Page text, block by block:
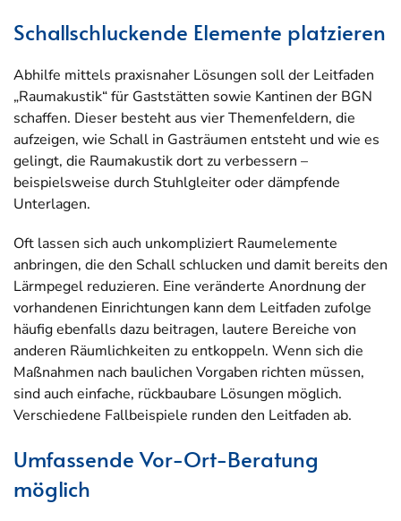
Schallschluckende Elemente platzieren
Abhilfe mittels praxisnaher Lösungen soll der Leitfaden
„Raumakustik“ für Gaststätten sowie Kantinen der BGN
schaffen. Dieser besteht aus vier Themenfeldern, die
aufzeigen, wie Schall in Gasträumen entsteht und wie es
gelingt, die Raumakustik dort zu verbessern –
beispielsweise durch Stuhlgleiter oder dämpfende
Unterlagen.
Oft lassen sich auch unkompliziert Raumelemente
anbringen, die den Schall schlucken und damit bereits den
Lärmpegel reduzieren. Eine veränderte Anordnung der
vorhandenen Einrichtungen kann dem Leitfaden zufolge
häufig ebenfalls dazu beitragen, lautere Bereiche von
anderen Räumlichkeiten zu entkoppeln. Wenn sich die
Maßnahmen nach baulichen Vorgaben richten müssen,
sind auch einfache, rückbaubare Lösungen möglich.
Verschiedene Fallbeispiele runden den Leitfaden ab.
Umfassende Vor-Ort-Beratung
möglich